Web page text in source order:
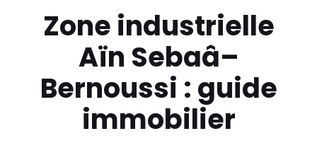
Zone industrielle
Aïn Sebaâ–
Bernoussi : guide
immobilier